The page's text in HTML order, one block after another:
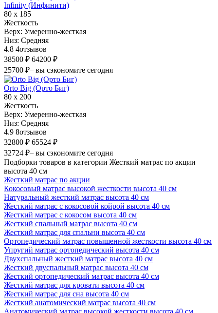
Infinity (Инфинити)
80 х 185
Жесткость
Верх: Умеренно-жесткая
Низ: Средняя
4.8 4отзывов
38500 ₽ 64200 ₽
25700 ₽– вы сэкономите сегодня
Orto Big (Орто Биг)
80 х 200
Жесткость
Верх: Умеренно-жесткая
Низ: Средняя
4.9 8отзывов
32800 ₽ 65524 ₽
32724 ₽– вы сэкономите сегодня
Подборки товаров в категории Жесткий матрас по акции
высота 40 см
Жесткий матрас по акции
Кокосовый матрас высокой жесткости высота 40 см
Натуральный жесткий матрас высота 40 см
Жесткий матрас с кокосовой койрой высота 40 см
Жесткий матрас с кокосом высота 40 см
Жесткий спальный матрас высота 40 см
Жесткий матрас для спальни высота 40 см
Ортопедический матрас повышенной жесткости высота 40 см
Упругий матрас ортопедический высота 40 см
Двухспальный жесткий матрас высота 40 см
Жесткий двуспальный матрас высота 40 см
Жесткий ортопедический матрас высота 40 см
Жесткий матрас для кровати высота 40 см
Жесткий матрас для сна высота 40 см
Жесткий анатомический матрас высота 40 см
Анатомический матрас высокой жесткости высота 40 см